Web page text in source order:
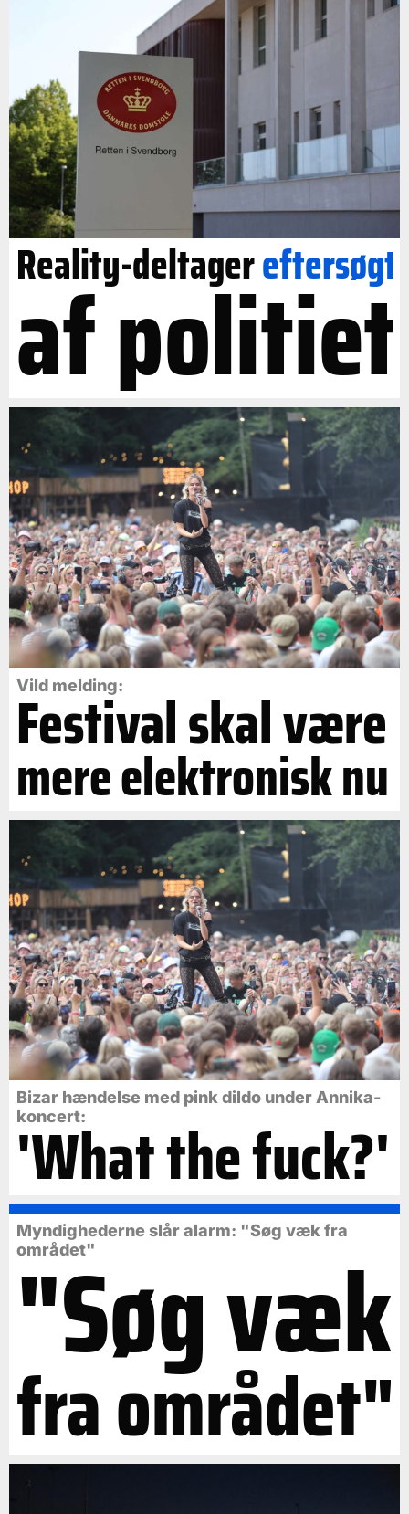
Reality-deltagereftersøgt
af politiet
Vild melding:
Festival skal være
mere elektronisk nu
Bizar hændelse med pink dildo under Annika-
koncert:
'What the fuck?'
Myndighederne slår alarm: "Søg væk fra
området"
"Søg væk
fra området"